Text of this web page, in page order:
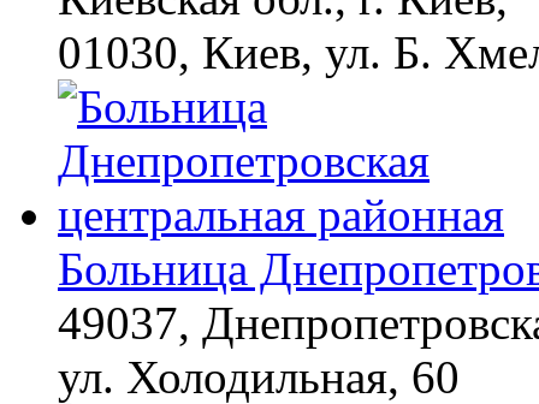
01030, Киев, ул. Б.
Больница
49037,
ул. Холодильная, 60